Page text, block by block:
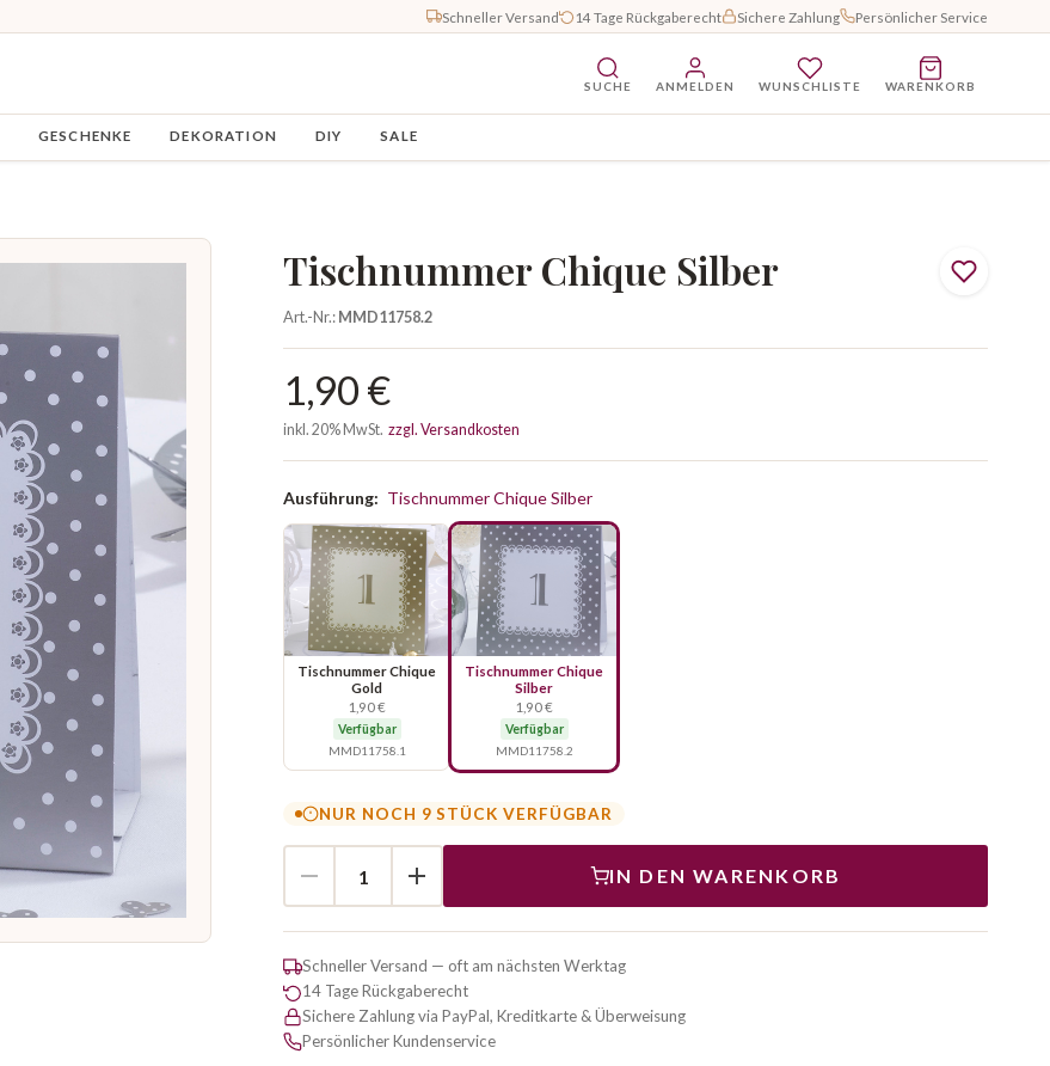
Schneller Versand 14 Tage Rückgaberecht Sichere Zahlung Persönlicher Service
SUCHE ANMELDEN WUNSCHLISTE WARENKORB
GESCHENKE DEKORATION DIY SALE
Tischnummer Chique Silber
Art.-Nr.:MMD11758.2
1,90 €
inkl. 20% MwSt. zzgl. Versandkosten
Ausführung: Tischnummer Chique Silber
Tischnummer Chique
Gold
1,90 €
Verfügbar
MMD11758.1
Tischnummer Chique
Silber
1,90 €
Verfügbar
MMD11758.2
NUR NOCH 9 STÜCK VERFÜGBAR
IN DEN WARENKORB
Schneller Versand — oft am nächsten Werktag
14 Tage Rückgaberecht
Sichere Zahlung via PayPal, Kreditkarte & Überweisung
Persönlicher Kundenservice